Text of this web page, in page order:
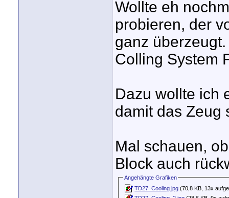
Wollte eh
probieren, der
ganz
Colling System
Dazu wollte ich
damit das Zeug
Mal schauen,
Block auch
Angehängte Grafiken
TD27_Cooling.jpg (70,8 KB, 13x